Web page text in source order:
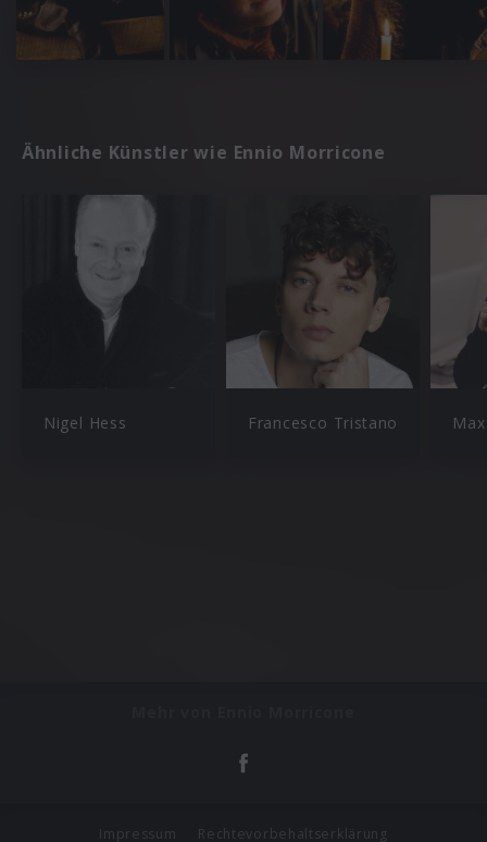
Ähnliche Künstler wie Ennio Morricone
Nigel Hess Francesco Tristano
Impressum Rechtevorbehaltserklärung